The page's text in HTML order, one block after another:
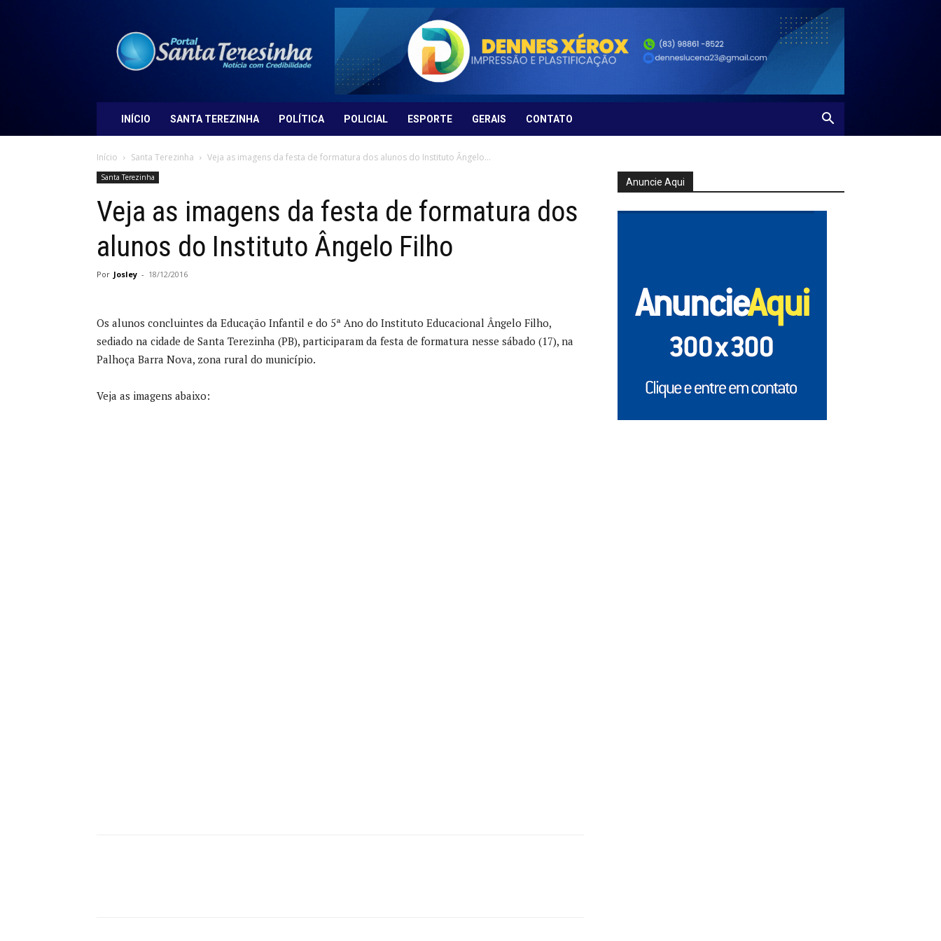
Santa
Teresinha
INÍCIO SANTA TEREZINHA POLÍTICA POLICIAL ESPORTE GERAIS CONTATO
Início Santa Terezinha Veja as imagens da festa de formatura dos alunos do Instituto Ângelo...
Santa Terezinha
Veja as imagens da festa de formatura dos
alunos do Instituto Ângelo Filho
Por Josley - 18/12/2016
Os alunos concluintes da Educação Infantil e do 5ª Ano do Instituto Educacional Ângelo Filho,
sediado na cidade de Santa Terezinha (PB), participaram da festa de formatura nesse sábado (17), na
Palhoça Barra Nova, zona rural do município.
Veja as imagens abaixo:
Anuncie Aqui